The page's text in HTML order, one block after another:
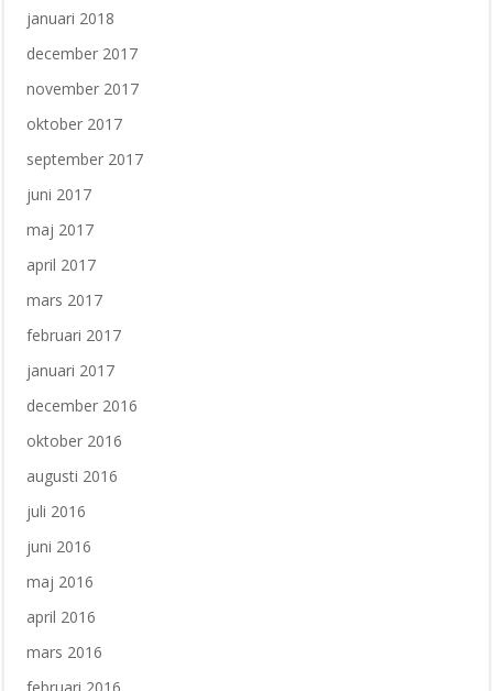
januari 2018
december 2017
november 2017
oktober 2017
september 2017
juni 2017
maj 2017
april 2017
mars 2017
februari 2017
januari 2017
december 2016
oktober 2016
augusti 2016
juli 2016
juni 2016
maj 2016
april 2016
mars 2016